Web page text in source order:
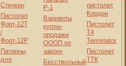
Стечкин
Пистолет
Форт-12T
/
Форт-12P
Патроны
для
Р-1
Варианты
купли-
продажи
ОООП по
закону
Бесствольный
пистолет
Кордон
Пистолет
Т4
Terminator
Пистолет
ТТК